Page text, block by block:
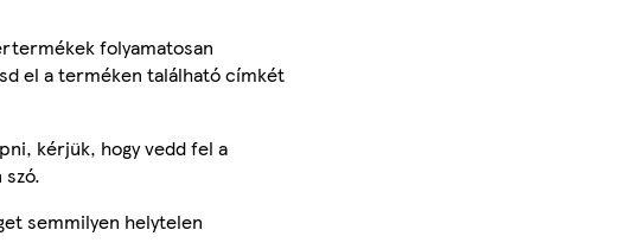
folyamatosan
el a terméken található címkét
kérjük, hogy vedd fel a
semmilyen helytelen